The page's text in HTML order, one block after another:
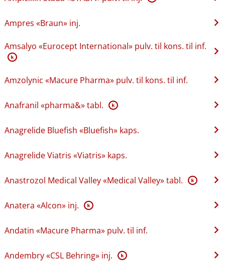
Ampres «Braun» inj.
Amsalyo «Eurocept International» pulv. til kons. til inf.
K
Amzolynic «Macure Pharma» pulv. til kons. til inf.
Anafranil «pharma&» tabl. K
Anagrelide Bluefish «Bluefish» kaps.
Anagrelide Viatris «Viatris» kaps.
Anastrozol Medical Valley «Medical Valley» tabl. K
Anatera «Alcon» inj. K
Andatin «Macure Pharma» pulv. til inf.
Andembry «CSL Behring» inj. K